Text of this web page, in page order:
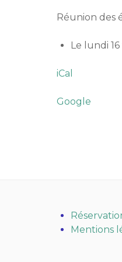
Réunion des
Le lundi
iCal
Google
Mentions